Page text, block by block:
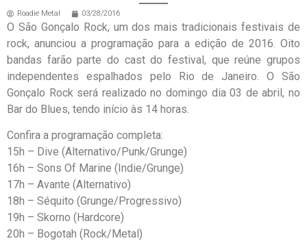
Roadie Metal 03/28/2016
O São Gonçalo Rock, um dos mais tradicionais festivais de
rock, anunciou a programação para a edição de 2016. Oito
bandas farão parte do cast do festival, que reúne grupos
independentes espalhados pelo Rio de Janeiro. O São
Gonçalo Rock será realizado no domingo dia 03 de abril, no
Bar do Blues, tendo início às 14 horas.
Confira a programação completa:
15h – Dive (Alternativo/Punk/Grunge)
16h – Sons Of Marine (Indie/Grunge)
17h – Avante (Alternativo)
18h – Séquito (Grunge/Progressivo)
19h – Skorno (Hardcore)
20h – Bogotah (Rock/Metal)